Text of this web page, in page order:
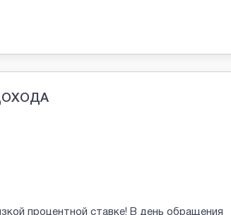
процентной ставке! В день обращения